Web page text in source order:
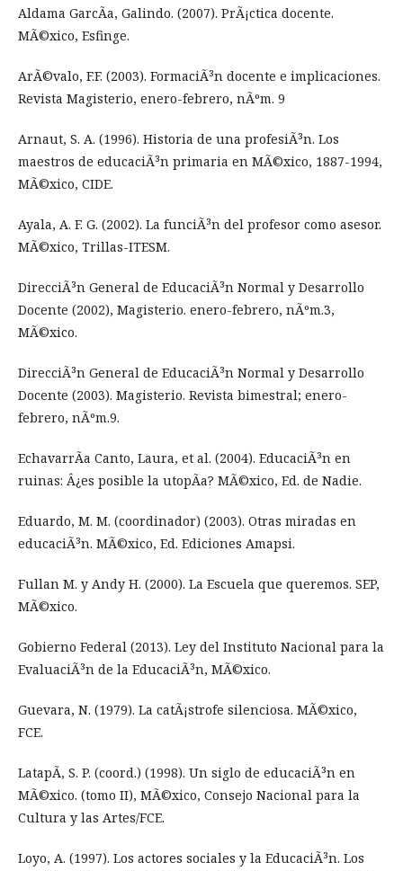
Aldama GarcÃ­a, Galindo. (2007). PrÃ¡ctica docente.
MÃ©xico, Esfinge.
ArÃ©valo, F.F. (2003). FormaciÃ³n docente e implicaciones.
Revista Magisterio, enero-febrero, nÃºm. 9
Arnaut, S. A. (1996). Historia de una profesiÃ³n. Los
maestros de educaciÃ³n primaria en MÃ©xico, 1887-1994,
MÃ©xico, CIDE.
Ayala, A. F. G. (2002). La funciÃ³n del profesor como asesor.
MÃ©xico, Trillas-ITESM.
DirecciÃ³n General de EducaciÃ³n Normal y Desarrollo
Docente (2002), Magisterio. enero-febrero, nÃºm.3,
MÃ©xico.
DirecciÃ³n General de EducaciÃ³n Normal y Desarrollo
Docente (2003). Magisterio. Revista bimestral; enero-
febrero, nÃºm.9.
EchavarrÃ­a Canto, Laura, et al. (2004). EducaciÃ³n en
ruinas: Â¿es posible la utopÃ­a? MÃ©xico, Ed. de Nadie.
Eduardo, M. M. (coordinador) (2003). Otras miradas en
educaciÃ³n. MÃ©xico, Ed. Ediciones Amapsi.
Fullan M. y Andy H. (2000). La Escuela que queremos. SEP,
MÃ©xico.
Gobierno Federal (2013). Ley del Instituto Nacional para la
EvaluaciÃ³n de la EducaciÃ³n, MÃ©xico.
Guevara, N. (1979). La catÃ¡strofe silenciosa. MÃ©xico,
FCE.
LatapÃ­, S. P. (coord.) (1998). Un siglo de educaciÃ³n en
MÃ©xico. (tomo II), MÃ©xico, Consejo Nacional para la
Cultura y las Artes/FCE.
Loyo, A. (1997). Los actores sociales y la EducaciÃ³n. Los